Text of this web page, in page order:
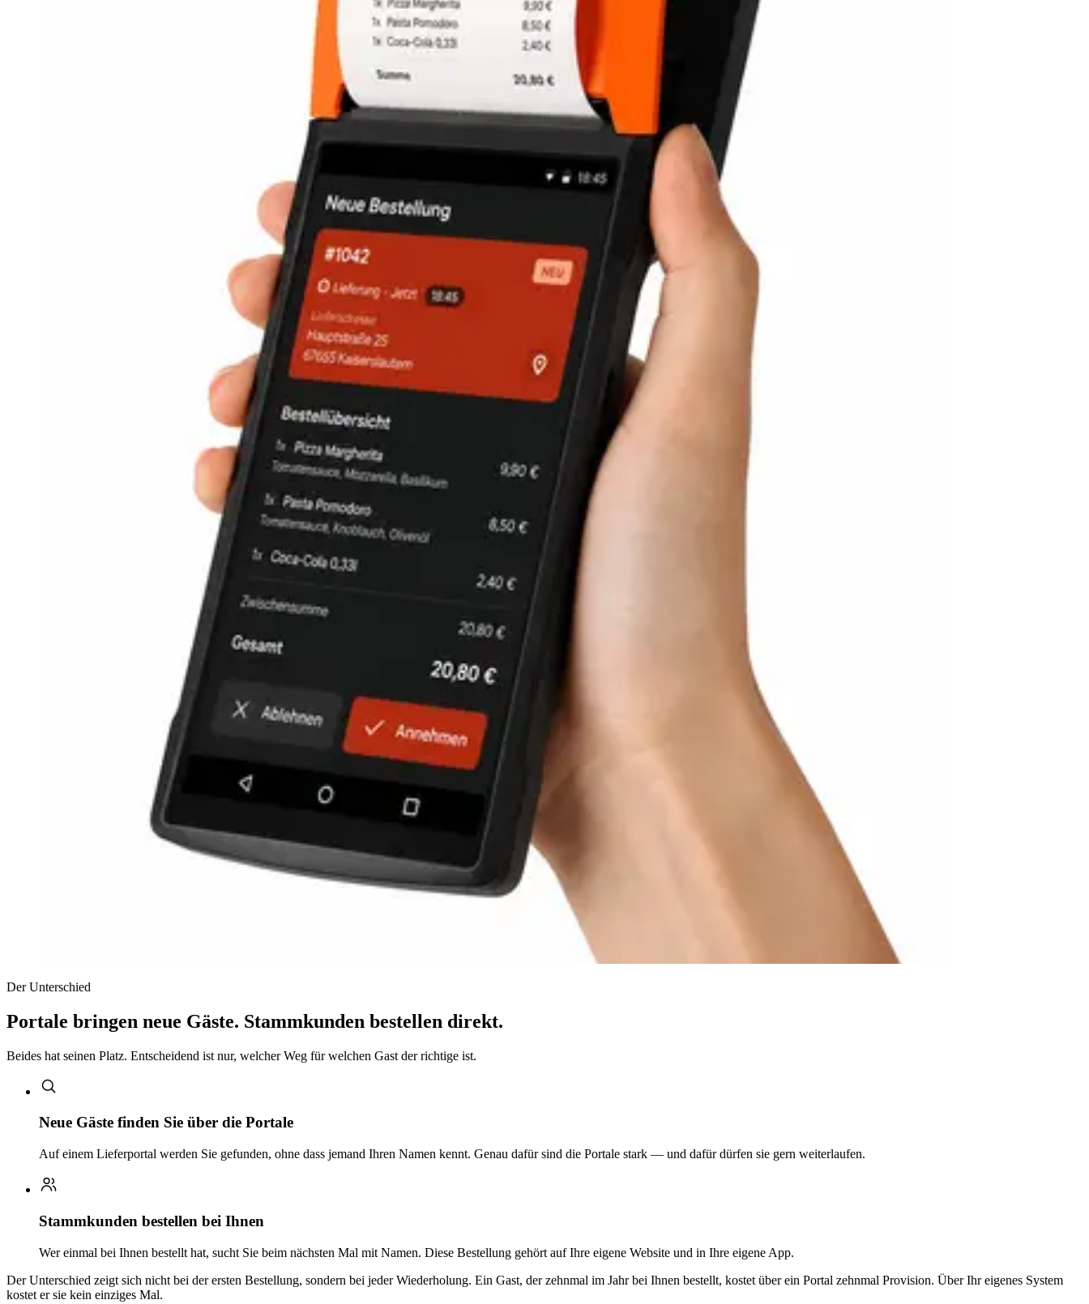
Der Unterschied
Portale bringen neue Gäste. Stammkunden bestellen direkt.
Beides hat seinen Platz. Entscheidend ist nur, welcher Weg für welchen Gast der richtige ist.
Neue Gäste finden Sie über die Portale
Auf einem Lieferportal werden Sie gefunden, ohne dass jemand Ihren Namen kennt. Genau dafür sind die Portale stark — und dafür dürfen sie gern weiterlaufen.
Stammkunden bestellen bei Ihnen
Wer einmal bei Ihnen bestellt hat, sucht Sie beim nächsten Mal mit Namen. Diese Bestellung gehört auf Ihre eigene Website und in Ihre eigene App.
Der Unterschied zeigt sich nicht bei der ersten Bestellung, sondern bei jeder Wiederholung. Ein Gast, der zehnmal im Jahr bei Ihnen bestellt, kostet über ein Portal zehnmal Provision. Über Ihr eigenes System
kostet er sie kein einziges Mal.